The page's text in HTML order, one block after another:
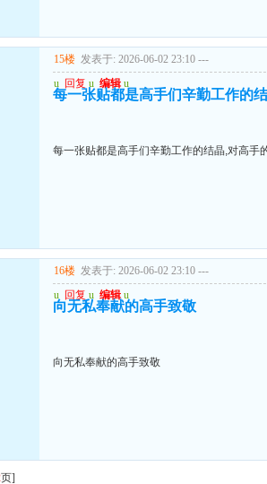
15楼 发表于: 2026-06-02 23:10 ---
u 回复 u 编辑 u
每一张贴都是高手们辛勤工作的
每一张贴都是高手们辛勤工作的结晶,对高手
16楼 发表于: 2026-06-02 23:10 ---
u 回复 u 编辑 u
向无私奉献的高手致敬
向无私奉献的高手致敬
页]